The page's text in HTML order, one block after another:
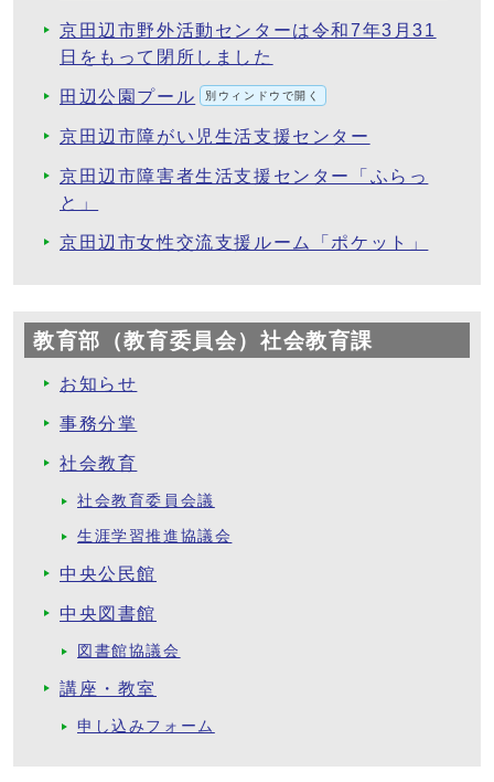
京田辺市野外活動センターは令和7年3月31
日をもって閉所しました
田辺公園プール 別ウィンドウで開く
京田辺市障がい児生活支援センター
京田辺市障害者生活支援センター「ふらっ
と」
京田辺市女性交流支援ルーム「ポケット」
教育部（教育委員会）社会教育課
お知らせ
事務分掌
社会教育
社会教育委員会議
生涯学習推進協議会
中央公民館
中央図書館
図書館協議会
講座・教室
申し込みフォーム